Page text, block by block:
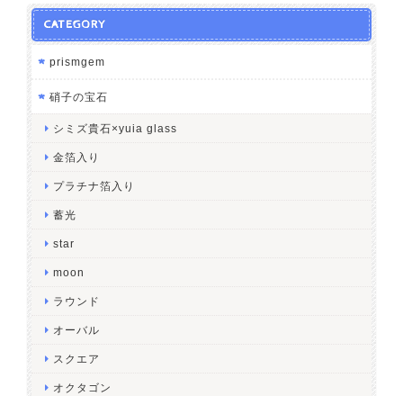
CATEGORY
prismgem
硝子の宝石
シミズ貴石×yuia glass
金箔入り
プラチナ箔入り
蓄光
star
moon
ラウンド
オーバル
スクエア
オクタゴン